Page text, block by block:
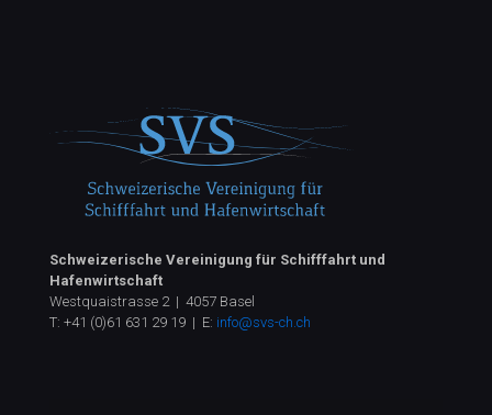
Schweizerische Vereinigung für Schifffahrt und
Hafenwirtschaft
Westquaistrasse 2 | 4057 Basel
T: +41 (0)61 631 29 19 | E: info@svs-ch.ch